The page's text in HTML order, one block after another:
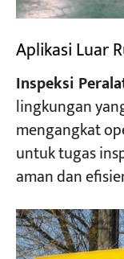
Aplikasi Luar
Inspeksi
lingkungan
mengangkat
untuk tugas
aman dan